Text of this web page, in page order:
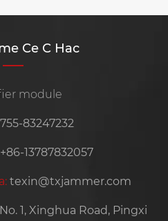
Се С Нас
module
83247232
+86-13787832057
texin@txjammer.com
1, Xinghua Road, Pingxi